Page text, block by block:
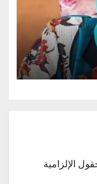
الإلزامية